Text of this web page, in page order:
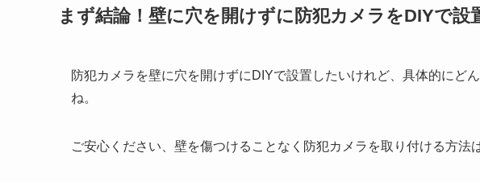
まず結論！壁に穴を開けずに防犯カメラをDIYで設
防犯カメラを壁に穴を開けずにDIYで設置したいけれど、具体的にど
ね。
ご安心ください、 壁を傷つけることなく防犯カメラを取り付ける方法